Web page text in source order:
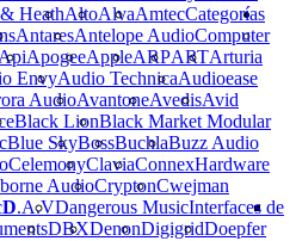
HeathAltoAlvaAmtec
AntaresAntelope Audio
ApiApogeeAppleARPARTArturia
EnvyAudio TechnicaAudioease
AudioAvantoneAvedisAvid
Black LionBlack Market Modular
Blue SkyBossBuchlaBuzz Audio
CelemonyClaviaConnex
AudioCryptonCwejman
D.A.VDangerous Music
DBXDenonDigigridDoepfer
Categorías
Computer
Hardware
Interfaces de